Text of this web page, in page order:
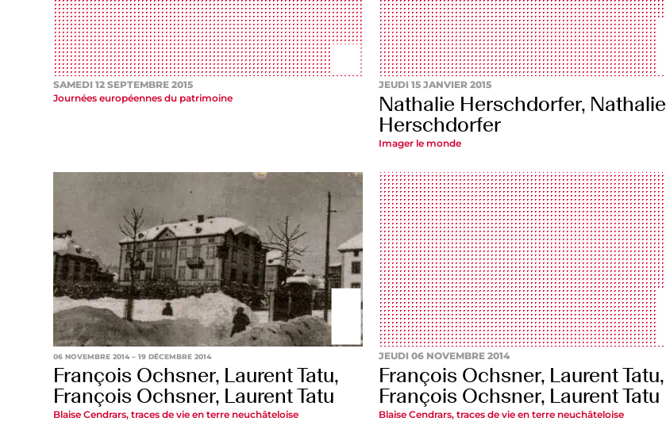
SAMEDI 12 SEPTEMBRE 2015
Journées européennes du patrimoine
JEUDI 15 JANVIER 2015
Nathalie Herschdorfer, Nathalie
Herschdorfer
Imager le monde
06 NOVEMBRE 2014– 19 DÉCEMBRE 2014
François Ochsner, Laurent Tatu,
François Ochsner, Laurent Tatu
Blaise Cendrars, traces de vie en terre neuchâteloise
JEUDI 06 NOVEMBRE 2014
François Ochsner, Laurent Tatu,
François Ochsner, Laurent Tatu
Blaise Cendrars, traces de vie en terre neuchâteloise